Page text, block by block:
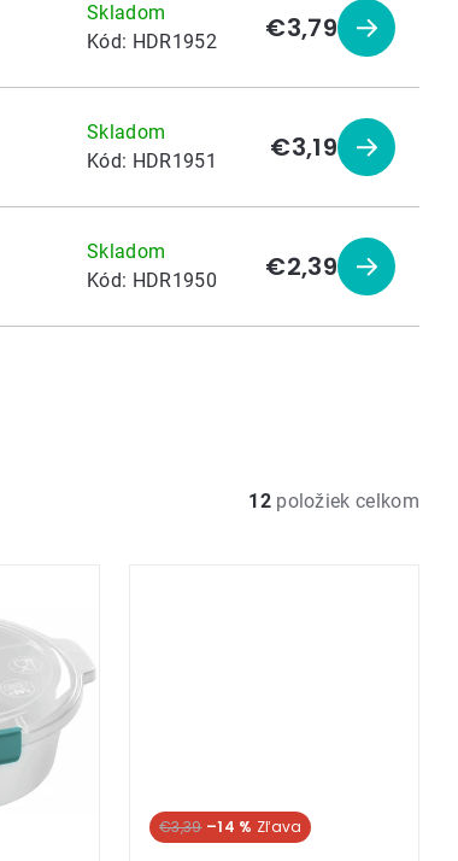
Skladom
Kód: HDR1952 €3,79
Zobraziť
Skladom
Kód: HDR1951 €3,19
Zobraziť
Skladom
Kód: HDR1950 €2,39
Zobraziť
12položiek celkom
€3,39 –14 %